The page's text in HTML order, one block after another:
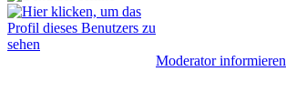
Moderator informieren